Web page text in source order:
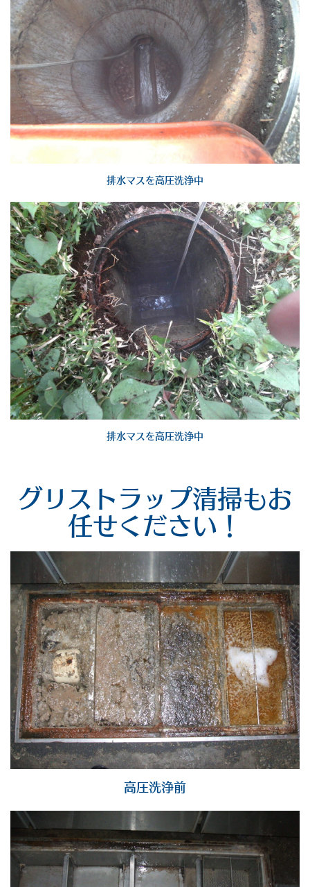
排水マスを高圧洗浄中
排水マスを高圧洗浄中
グリストラップ清掃もお
任せください！
高圧洗浄前